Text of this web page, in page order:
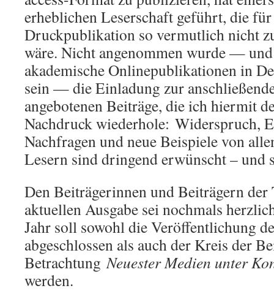
erheblichen Leserschaft geführt, die
Druckpublikation so vermutlich nicht
wäre. Nicht angenommen wurde —
akademische Onlinepublikationen in
sein — die Einladung zur
angebotenen Beiträge, die ich hiermit
Nachdruck wiederhole: Widerspruch,
Nachfragen und neue Beispiele von
Lesern sind dringend erwünscht – und
Den Beiträgerinnen und Beiträgern der
aktuellen Ausgabe sei nochmals
Jahr soll sowohl die Veröffentlichung
abgeschlossen als auch der Kreis der
BetrachtungNeuester Medien unter
werden.